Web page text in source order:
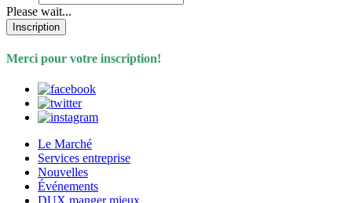
Please wait...
Inscription
Merci pour votre inscription!
Le Marché
Services entreprise
Nouvelles
Événements